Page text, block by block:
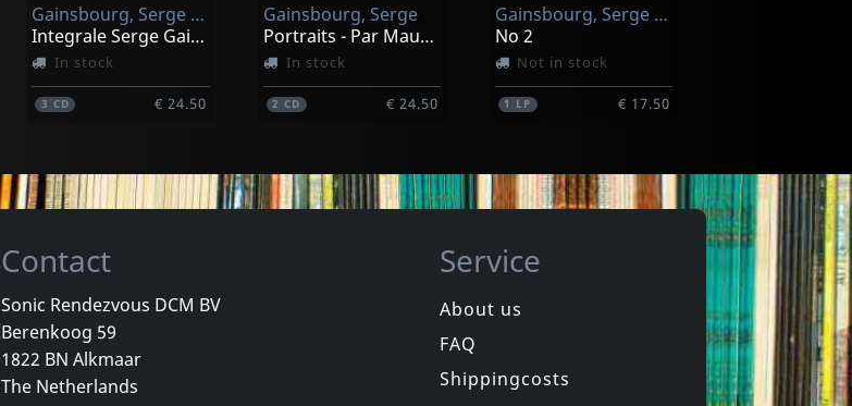
Gainsbourg, Serge & Juliette Greco, Petula Clark, Catherine Sauvage, L
Integrale Serge Gainsbourg Et Ses Interpretes Vol. 2 19
In stock
3 CD € 24.50
Gainsbourg, Serge
Portraits - Par Maurice Garrel, Bambou_
In stock
2CD € 24.50
Gainsbourg, Serge -avec Alain Goraguer-
No 2
Not in stock
1 LP € 17.50
Gainsbourg, Serge
L'etonnant
Not in stock In stock
Contact
Sonic Rendezvous DCM BV
Berenkoog 59
1822 BN Alkmaar
The Netherlands
Service
About us
FAQ
Shippingcosts